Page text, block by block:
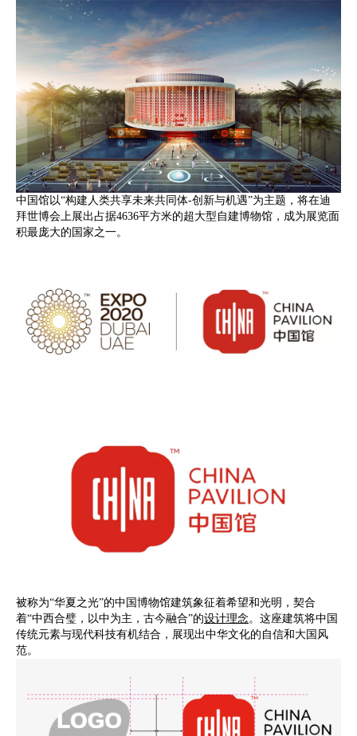
中国馆以“构建人类共享未来共同体-创新与机遇”为主题，将在迪
拜世博会上展出占据4636平方米的超大型自建博物馆，成为展览面
积最庞大的国家之一。
被称为“华夏之光”的中国博物馆建筑象征着希望和光明，契合
着“中西合璧，以中为主，古今融合”的设计理念。这座建筑将中国
传统元素与现代科技有机结合，展现出中华文化的自信和大国风
范。